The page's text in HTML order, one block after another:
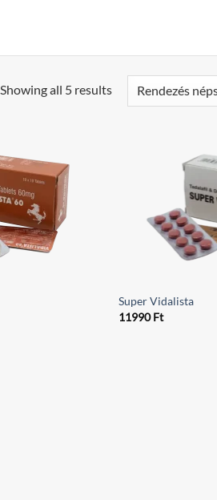
Showing all 5 results
Super Vidalista
11990Ft